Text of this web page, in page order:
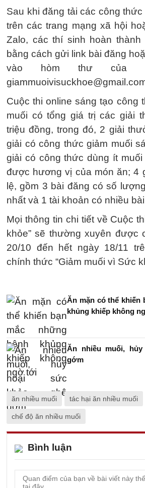
Sau khi đăng tải các công
trên các trang mạng xã hội
Zalo, các thí sinh hoàn
bằng cách gửi link bài đăng
vào hòm thư của
Cuộc thi online sáng tạo công
muối có tổng giá trị các giải
triệu đồng, trong đó, 2 giải
giải có công thức giảm muối
giải có công thức dùng ít
được hương vị của món ăn; 4
lệ, gồm 3 bài đăng có số
nhất và 1 tài khoản có nhiều
Mọi thông tin chi tiết về Cuộc
khỏe” sẽ thường xuyên được
20/10 đến hết ngày 18/11
chính thức “Giảm muối vì Sức
Ăn mặn có thể khiến
khủng khiếp không
Ăn nhiều muối,
gớm
ăn nhiều muối tác hại ăn nhiều muối
chế độ ăn nhiều muối
Bình luận